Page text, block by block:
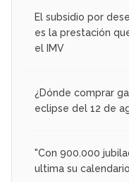
El subsidio por
es la prestación
el IMV
¿Dónde comprar
eclipse del 12 de
"Con 900.000
ultima su